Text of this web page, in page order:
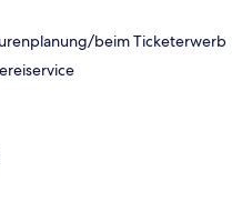
beim Ticketerwerb